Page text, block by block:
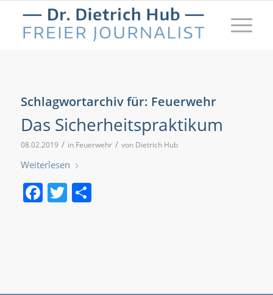
Schlagwortarchiv für: Feuerwehr
Das Sicherheitspraktikum
08.02.2019 / in Feuerwehr / von Dietrich Hub
Weiterlesen
Facebook
Twitter
Teilen